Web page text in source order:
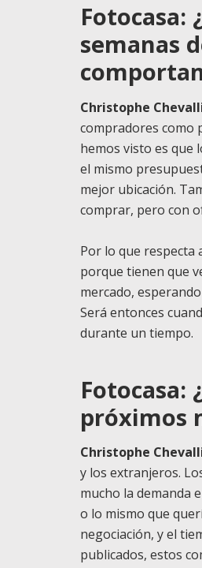
Fotocasa:
semanas
Christophe
compradores como
hemos visto es que
el mismo
mejor ubicación.
comprar, pero con
Por lo que respecta
porque tienen que
mercado,
Será entonces
durante un tiempo.
Fotocasa:
próximos
Christophe
y los extranjeros.
mucho la demanda
o lo mismo que
negociación, y el
publicados, estos